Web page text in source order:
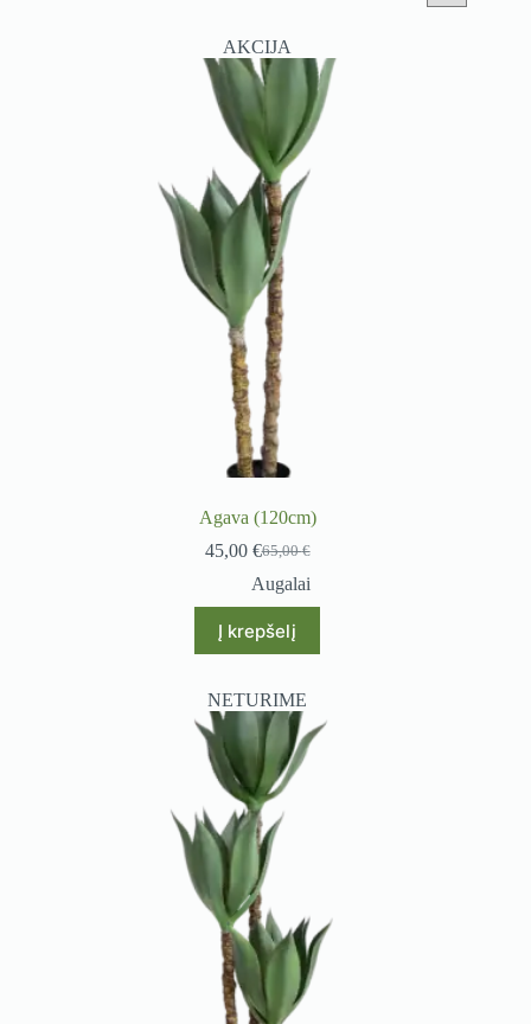
AKCIJA
Agava (120cm)
65,00€
Original
price
was:
65,00 €.
45,00 €Current
price
is:
45,00 €.
Augalai
Į krepšelį
NETURIME